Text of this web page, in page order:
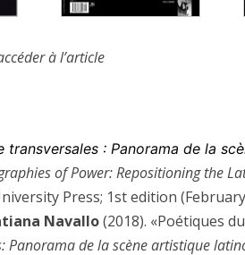
OLVIDO
à l’article
transversales : Panorama de la
of Power: Repositioning the
Press; 1st edition
Navallo(2018). «Poétiques
Panorama de la scène artistique